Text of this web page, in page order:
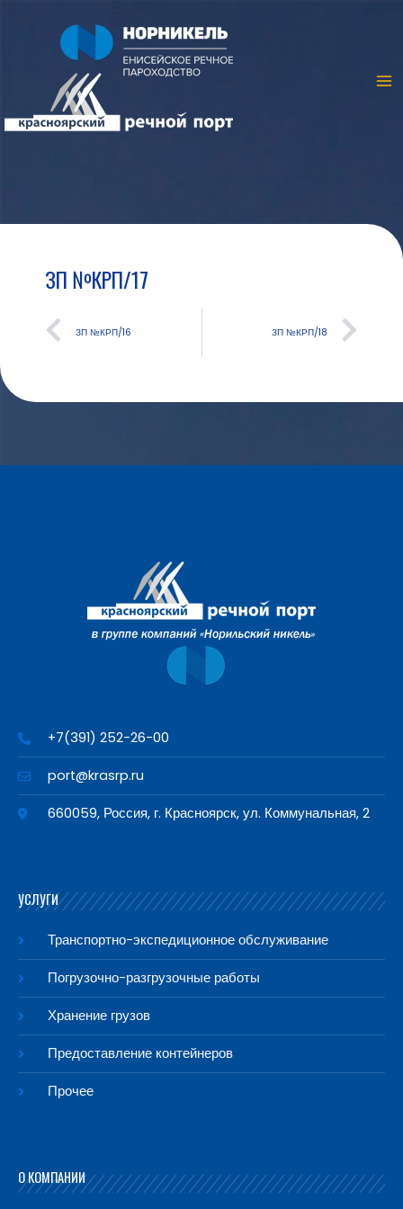
ЗП №КРП/17
ЗП №КРП/16 ЗП №КРП/18
+7(391) 252-26-00
port@krasrp.ru
660059, Россия, г. Красноярск, ул. Коммунальная, 2
УСЛУГИ
Транспортно-экспедиционное обслуживание
Погрузочно-разгрузочные работы
Хранение грузов
Предоставление контейнеров
Прочее
О КОМПАНИИ